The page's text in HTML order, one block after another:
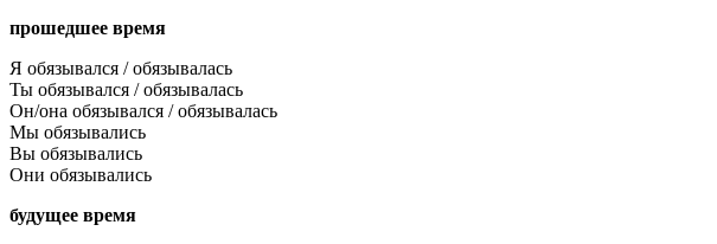
прошедшее время
Я обязывался / обязывалась
Ты обязывался / обязывалась
Он/она обязывался / обязывалась
Мы обязывались
Вы обязывались
Они обязывались
будущее время